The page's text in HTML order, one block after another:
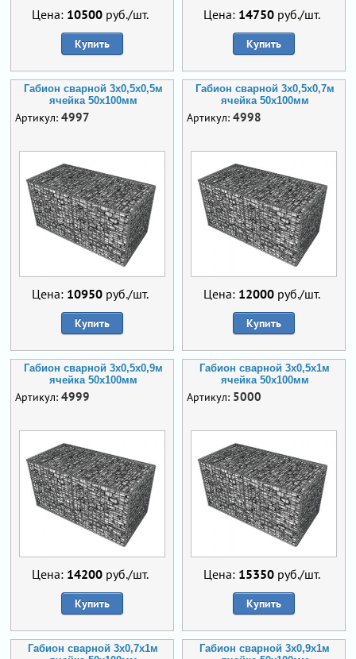
Цена: 10500 руб./шт.
Купить
Цена: 14750 руб./шт.
Купить
Габион сварной 3х0,5х0,5м
ячейка 50х100мм
Артикул: 4997
Цена: 10950 руб./шт.
Купить
Габион сварной 3х0,5х0,7м
ячейка 50х100мм
Артикул: 4998
Цена: 12000 руб./шт.
Купить
Габион сварной 3х0,5х0,9м
ячейка 50х100мм
Артикул: 4999
Цена: 14200 руб./шт.
Купить
Габион сварной 3х0,5х1м
ячейка 50х100мм
Артикул: 5000
Цена: 15350 руб./шт.
Купить
Габион сварной 3х0,7х1м
Габион сварной 3х0,9х1м